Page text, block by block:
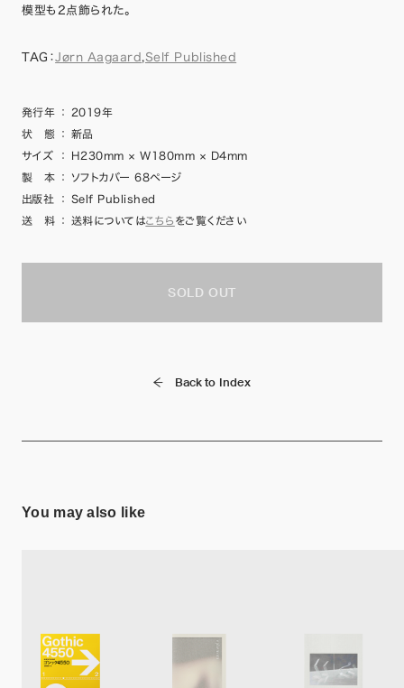
模型も2点飾られた。
TAG：Jørn Aagaard ,Self Published
発行年 ：
2019年
状 態
：
新品
サイズ
：
H230mm × W180mm × D4mm
製 本
：
ソフトカバー 68ページ
出版社
：
Self Published
送 料
： 送料についてはこちら をご覧ください
SOLD OUT
Back to Index
You may also like